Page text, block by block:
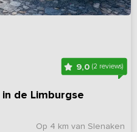
9,0(2 reviews)
de Limburgse
Op 4 km van Slenaken